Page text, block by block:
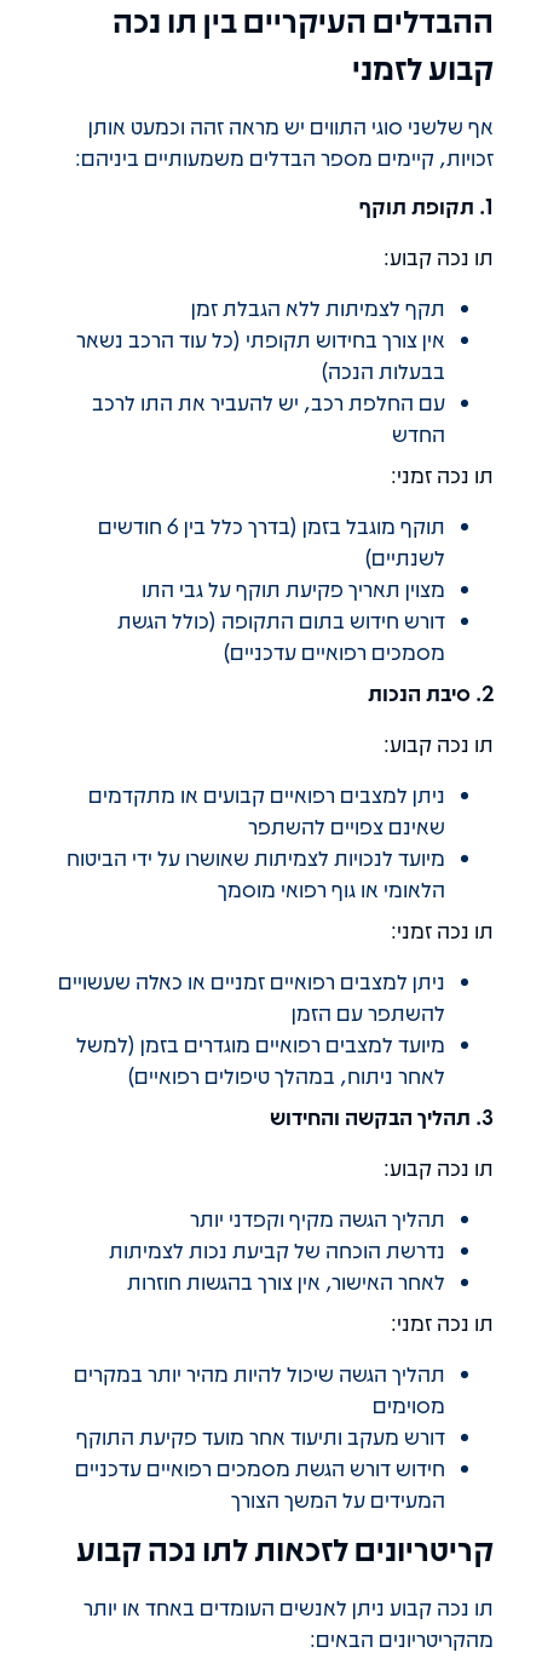
ההבדלים העיקריים בין תו נכה
קבוע לזמני
אף שלשני סוגי התווים יש מראה זהה וכמעט אותן
זכויות, קיימים מספר הבדלים משמעותיים ביניהם:
1. תקופת תוקף
תו נכה קבוע:
תקף לצמיתות ללא הגבלת זמן
אין צורך בחידוש תקופתי (כל עוד הרכב נשאר
בבעלות הנכה)
עם החלפת רכב, יש להעביר את התו לרכב
החדש
תו נכה זמני:
תוקף מוגבל בזמן (בדרך כלל בין 6 חודשים
לשנתיים)
מצוין תאריך פקיעת תוקף על גבי התו
דורש חידוש בתום התקופה (כולל הגשת
מסמכים רפואיים עדכניים)
2. סיבת הנכות
תו נכה קבוע:
ניתן למצבים רפואיים קבועים או מתקדמים
שאינם צפויים להשתפר
מיועד לנכויות לצמיתות שאושרו על ידי הביטוח
הלאומי או גוף רפואי מוסמך
תו נכה זמני:
ניתן למצבים רפואיים זמניים או כאלה שעשויים
להשתפר עם הזמן
מיועד למצבים רפואיים מוגדרים בזמן (למשל
לאחר ניתוח, במהלך טיפולים רפואיים)
3. תהליך הבקשה והחידוש
תו נכה קבוע:
תהליך הגשה מקיף וקפדני יותר
נדרשת הוכחה של קביעת נכות לצמיתות
לאחר האישור, אין צורך בהגשות חוזרות
תו נכה זמני:
תהליך הגשה שיכול להיות מהיר יותר במקרים
מסוימים
דורש מעקב ותיעוד אחר מועד פקיעת התוקף
חידוש דורש הגשת מסמכים רפואיים עדכניים
המעידים על המשך הצורך
קריטריונים לזכאות לתו נכה קבוע
תו נכה קבוע ניתן לאנשים העומדים באחד או יותר
מהקריטריונים הבאים: